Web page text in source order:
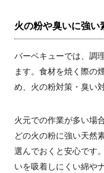
火の粉や臭いに強い
バーベキューでは、調
ます。食材を焼く際の
め、火の粉対策・臭い
火元での作業が多い場
どの火の粉に強い天然
選んでおくと安心です
いを吸着しにくい綿や